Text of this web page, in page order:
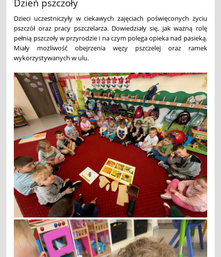
Dzień pszczoły
Dzieci uczestniczyły w ciekawych zajęciach poświęconych życiu
pszczół oraz pracy pszczelarza. Dowiedziały się, jak ważną rolę
pełnią pszczoły w przyrodzie i na czym polega opieka nad pasieką.
Miały możliwość obejrzenia węzy pszczelej oraz ramek
wykorzystywanych w ulu.